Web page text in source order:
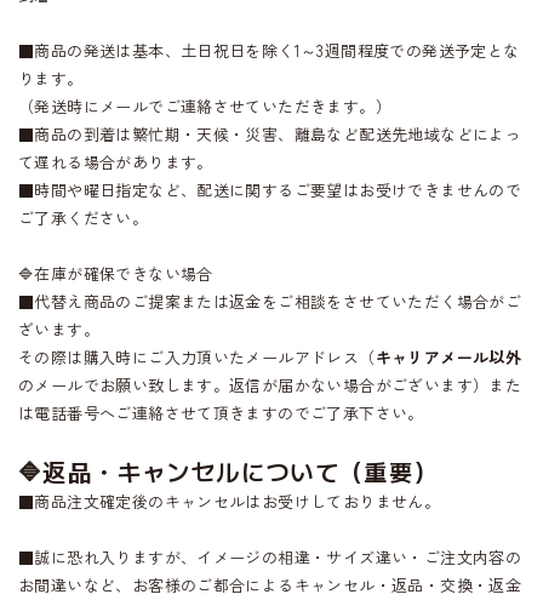
■商品の発送は基本、土日祝日を除く1～3週間程度での発送予定とな
ります。
（発送時にメールでご連絡させていただきます。）
■商品の到着は繁忙期・天候・災害、離島など配送先地域などによっ
て遅れる場合があります。
■時間や曜日指定など、配送に関するご要望はお受けできませんので
ご了承ください。
🔷在庫が確保できない場合
■代替え商品のご提案または返金をご相談をさせていただく場合がご
ざいます。
その際は購入時にご入力頂いたメールアドレス（キャリアメール以外
のメールでお願い致します。返信が届かない場合がございます）また
は電話番号へご連絡させて頂きますのでご了承下さい。
🔷返品・キャンセルについて（重要）
■商品注文確定後のキャンセルはお受けしておりません。
■誠に恐れ入りますが、イメージの相違・サイズ違い・ご注文内容の
お間違いなど、お客様のご都合によるキャンセル・返品・交換・返金